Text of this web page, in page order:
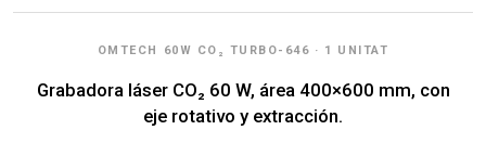
OMTECH 60W CO₂ TURBO-646 · 1 UNITAT
Grabadora láser CO₂ 60 W, área 400×600 mm, con
eje rotativo y extracción.